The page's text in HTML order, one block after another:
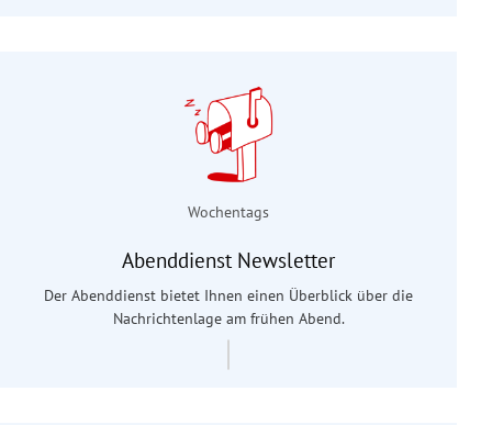
Wochentags
Abenddienst Newsletter
Der Abenddienst bietet Ihnen einen Überblick über die
Nachrichtenlage am frühen Abend.